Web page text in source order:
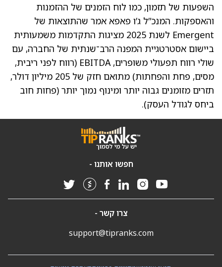
השפעות של תזמון, כמו לוח הזמנים של ההזמנות
והאספקות. המנכ”ל ג’ו פאפא אמר שהתוצאות של
Emergent לשנת 2025 מציגות התקדמות משמעותית
ביישום אסטרטגיית המפנה הרב־שנתית של החברה, עם
שולי רווח תפעולי משופרים, EBITDA (רווח לפני ריבית,
מסים, פחת והפחתות) מתואם חזק של 205 מיליון דולר,
תזרים מזומנים גבוה יותר ומינוף נמוך יותר (פחות חוב
ביחס לגודל העסק).
חפשו אותנו -
צרו קשר -
support@tipranks.com